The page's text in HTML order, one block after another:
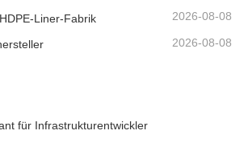
Liner-Fabrik 2026-08-08
2026-08-08
für Infrastrukturentwickler